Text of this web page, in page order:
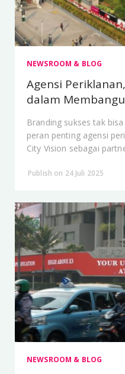
NEWSROOM & BLOG
Agensi
dalam
Branding sukses tak
peran penting agensi
City Vision sebagai
Publish on 24 Juli 2025
NEWSROOM & BLOG